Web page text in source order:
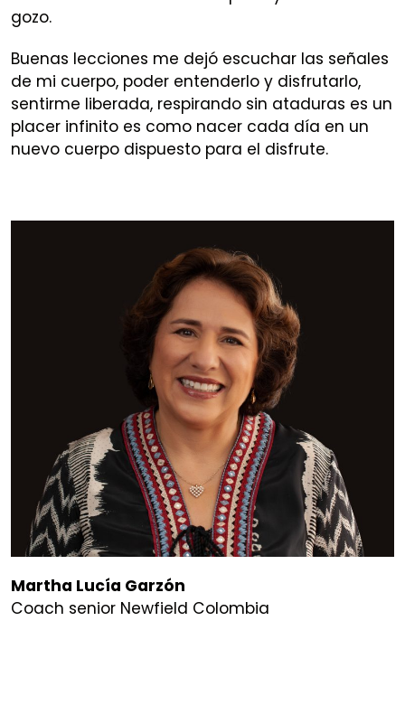
gozo.
Buenas lecciones me dejó escuchar las señales
de mi cuerpo, poder entenderlo y disfrutarlo,
sentirme liberada, respirando sin ataduras es un
placer infinito es como nacer cada día en un
nuevo cuerpo dispuesto para el disfrute.
Martha Lucía Garzón
Coach senior Newfield Colombia